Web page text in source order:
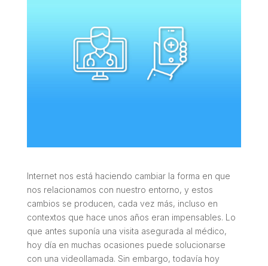
Internet nos está haciendo cambiar la forma en que
nos relacionamos con nuestro entorno, y estos
cambios se producen, cada vez más, incluso en
contextos que hace unos años eran impensables. Lo
que antes suponía una visita asegurada al médico,
hoy día en muchas ocasiones puede solucionarse
con una videollamada. Sin embargo, todavía hoy